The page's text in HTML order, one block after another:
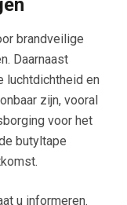
brandveilige
Daarnaast
luchtdichtheid en
zijn, vooral
voor het
butyltape
u informeren.